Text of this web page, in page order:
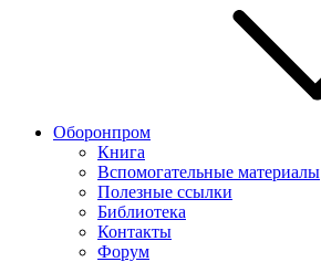
Оборонпром
Книга
Вспомогательные материалы
Полезные ссылки
Библиотека
Контакты
Форум